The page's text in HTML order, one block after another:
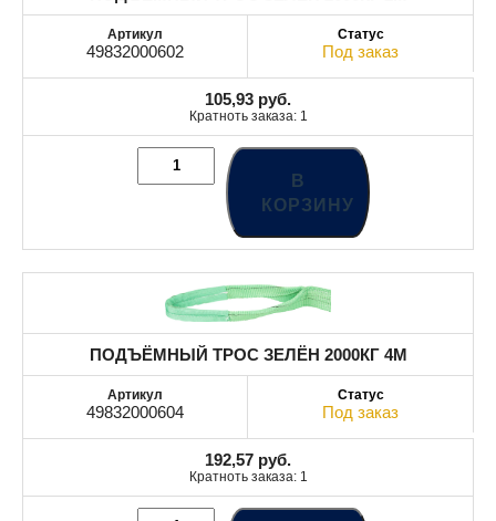
49832000602 Под заказ
105,93 руб.
Кратноть заказа: 1
В
КОРЗИНУ
ПОДЪЁМНЫЙ ТРОС ЗЕЛЁН 2000КГ 4M
49832000604 Под заказ
192,57 руб.
Кратноть заказа: 1